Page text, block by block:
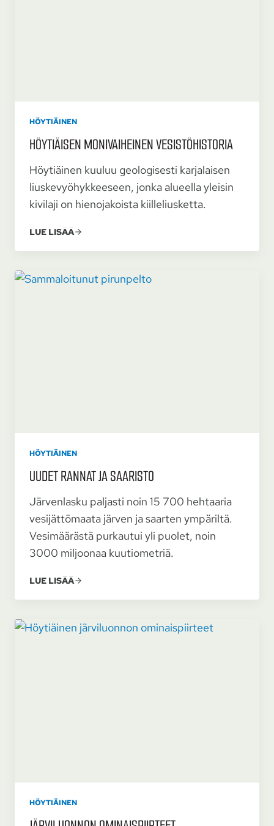
HÖYTIÄINEN
HÖYTIÄISEN MONI­VAIHEINEN VESISTÖ­HISTORIA
Höytiäinen kuuluu geologisesti karjalaisen
liuskevyöhykkeeseen, jonka alueella yleisin
kivilaji on hienojakoista kiilleliusketta.
LUE LISÄÄ
HÖYTIÄINEN
UUDET RANNAT JA SAARISTO
Järvenlasku paljasti noin 15 700 hehtaaria
vesijättömaata järven ja saarten ympäriltä.
Vesimäärästä purkautui yli puolet, noin
3000 miljoonaa kuutiometriä.
LUE LISÄÄ
HÖYTIÄINEN